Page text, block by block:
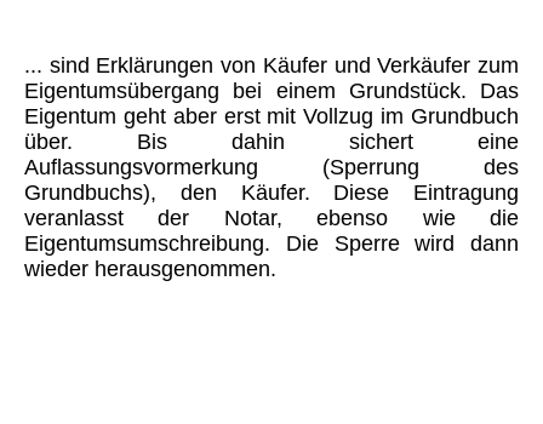
... sind Erklärungen von Käufer und Verkäufer zum
Eigentumsübergang bei einem Grundstück. Das
Eigentum geht aber erst mit Vollzug im Grundbuch
über. Bis dahin sichert eine
Auflassungsvormerkung (Sperrung des
Grundbuchs), den Käufer. Diese Eintragung
veranlasst der Notar, ebenso wie die
Eigentumsumschreibung. Die Sperre wird dann
wieder herausgenommen.